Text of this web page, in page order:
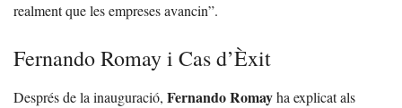
realment que les empreses avancin”.
Fernando Romay i Cas d’Èxit
Després de la inauguració, Fernando Romayha explicat als